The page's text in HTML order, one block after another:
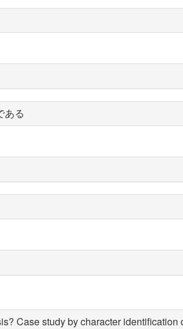
ある
Case study by character identification